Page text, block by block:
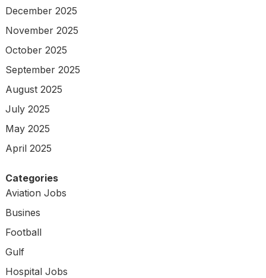
December 2025
November 2025
October 2025
September 2025
August 2025
July 2025
May 2025
April 2025
Categories
Aviation Jobs
Busines
Football
Gulf
Hospital Jobs